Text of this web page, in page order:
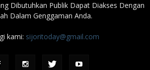
Dibutuhkan Publik Dapat Diakses Dengan
Dalam Genggaman Anda.
kami: sijoritoday@gmail.com